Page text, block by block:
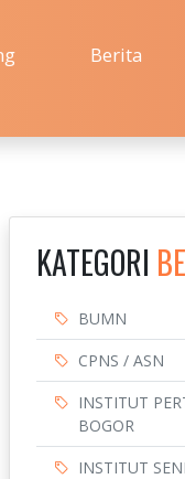
Berita
KATEGORI
BUMN
CPNS / ASN
INSTITUT
BOGOR
INSTITUT